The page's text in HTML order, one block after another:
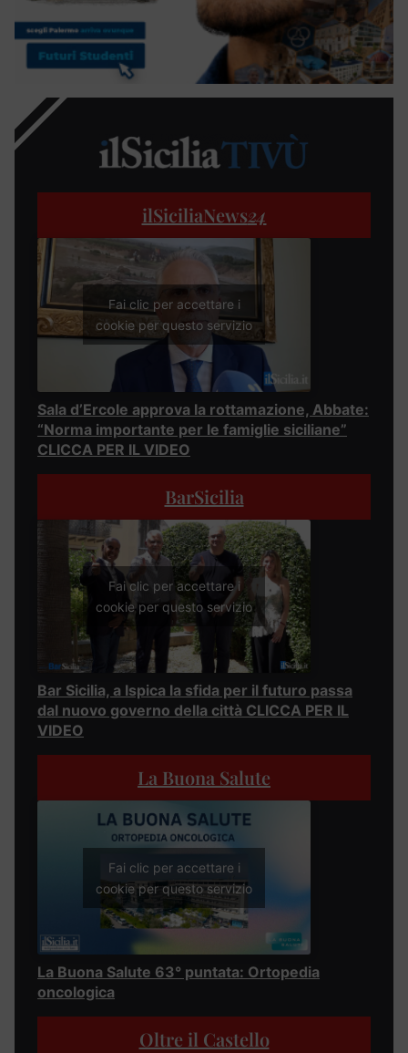
ilSiciliaNews24
Fai clic per accettare i
cookie per questo servizio
Sala d’Ercole approva la rottamazione, Abbate:
“Norma importante per le famiglie siciliane”
CLICCA PER IL VIDEO
BarSicilia
Fai clic per accettare i
cookie per questo servizio
Bar Sicilia, a Ispica la sfida per il futuro passa
dal nuovo governo della città CLICCA PER IL
VIDEO
La Buona Salute
Fai clic per accettare i
cookie per questo servizio
La Buona Salute 63° puntata: Ortopedia
oncologica
Oltre il Castello